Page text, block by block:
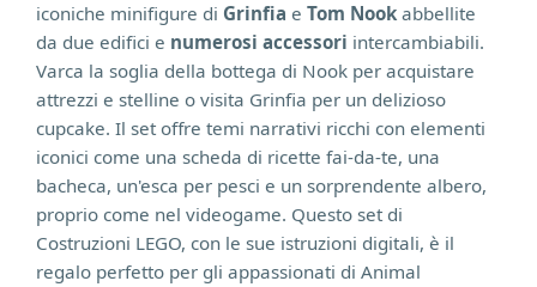
iconiche minifigure di Grinfia e Tom Nook abbellite
da due edifici e numerosi accessori intercambiabili.
Varca la soglia della bottega di Nook per acquistare
attrezzi e stelline o visita Grinfia per un delizioso
cupcake. Il set offre temi narrativi ricchi con elementi
iconici come una scheda di ricette fai-da-te, una
bacheca, un'esca per pesci e un sorprendente albero,
proprio come nel videogame. Questo set di
Costruzioni LEGO, con le sue istruzioni digitali, è il
regalo perfetto per gli appassionati di Animal